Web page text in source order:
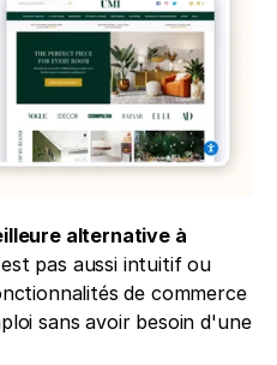
alternative à
pas aussi intuitif ou
de commerce
sans avoir besoin d'une